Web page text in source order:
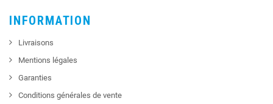
INFORMATION
Livraisons
Mentions légales
Garanties
Conditions générales de vente